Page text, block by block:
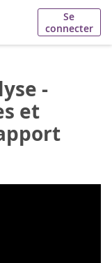
Se
connecter
-
et